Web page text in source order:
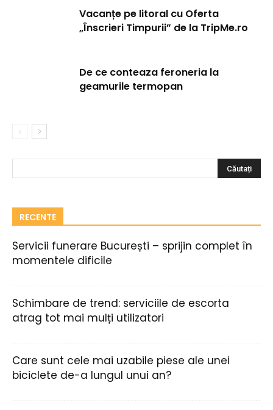
Vacanțe pe litoral cu Oferta
„Înscrieri Timpurii” de la TripMe.ro
De ce conteaza feroneria la
geamurile termopan
RECENTE
Servicii funerare București – sprijin complet în
momentele dificile
Schimbare de trend: serviciile de escorta
atrag tot mai mulți utilizatori
Care sunt cele mai uzabile piese ale unei
biciclete de-a lungul unui an?